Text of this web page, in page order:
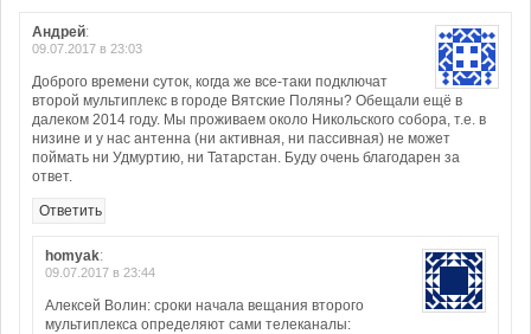
Андрей:
09.07.2017 в 23:03
Доброго времени суток, когда же все-таки подключат
второй мультиплекс в городе Вятские Поляны? Обещали ещё в
далеком 2014 году. Мы проживаем около Никольского собора, т.е. в
низине и у нас антенна (ни активная, ни пассивная) не может
поймать ни Удмуртию, ни Татарстан. Буду очень благодарен за
ответ.
Ответить
homyak:
09.07.2017 в 23:44
Алексей Волин: сроки начала вещания второго
мультиплекса определяют сами телеканалы: